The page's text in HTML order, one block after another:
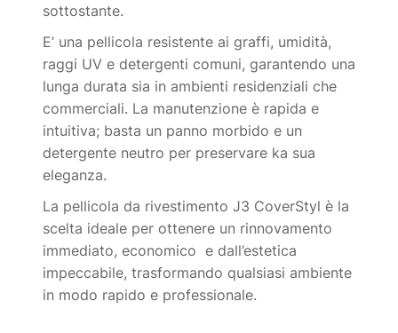
sottostante.
E’ una pellicola resistente ai graffi, umidità,
raggi UV e detergenti comuni, garantendo una
lunga durata sia in ambienti residenziali che
commerciali. La manutenzione è rapida e
intuitiva; basta un panno morbido e un
detergente neutro per preservare ka sua
eleganza.
La pellicola da rivestimento J3 CoverStyl è la
scelta ideale per ottenere un rinnovamento
immediato, economico e dall’estetica
impeccabile, trasformando qualsiasi ambiente
in modo rapido e professionale.